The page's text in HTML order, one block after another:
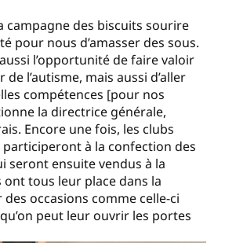
campagne des biscuits sourire
pour nous d’amasser des sous.
l’opportunité de faire valoir
de l’autisme, mais aussi d’aller
compétences [pour nos
la directrice générale,
Encore une fois, les clubs
participeront à la confection des
seront ensuite vendus à la
ont tous leur place dans la
des occasions comme celle-ci
peut leur ouvrir les portes